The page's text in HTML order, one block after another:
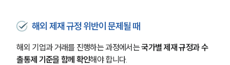
해외 제재 규정 위반이 문제될 때
해외 기업과 거래를 진행하는 과정에서는 국가별 제재 규정과 수
출통제 기준을 함께 확인해야 합니다.